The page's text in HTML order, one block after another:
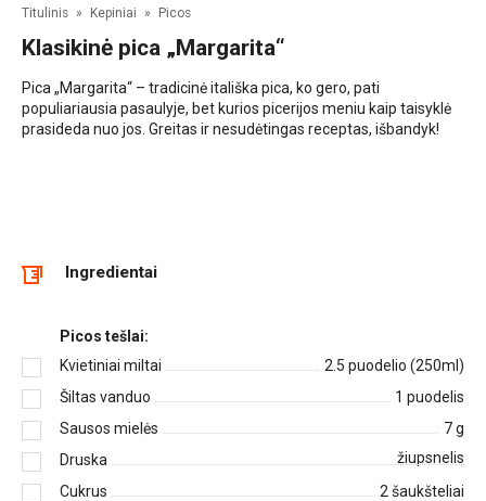
Titulinis » Kepiniai » Picos
Klasikinė pica „Margarita“
Pica „Margarita“ – tradicinė itališka pica, ko gero, pati
populiariausia pasaulyje, bet kurios picerijos meniu kaip taisyklė
prasideda nuo jos. Greitas ir nesudėtingas receptas, išbandyk!
Ingredientai
Picos tešlai:
Kvietiniai miltai
2.5 puodelio (250ml)
Šiltas vanduo
1 puodelis
Sausos mielės
7g
Druska
žiupsnelis
Cukrus
2 šaukšteliai